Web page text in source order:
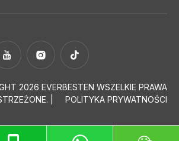
2026 EVERBESTEN WSZELKIE PRAWA
|
POLITYKA PRYWATNOŚCI